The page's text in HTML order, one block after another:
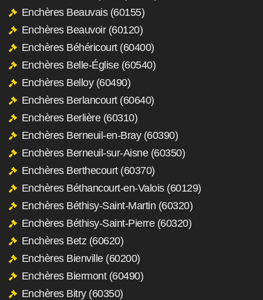
Enchères Beauvais (60155)
Enchères Beauvoir (60120)
Enchères Béhéricourt (60400)
Enchères Belle-Église (60540)
Enchères Belloy (60490)
Enchères Berlancourt (60640)
Enchères Berlière (60310)
Enchères Berneuil-en-Bray (60390)
Enchères Berneuil-sur-Aisne (60350)
Enchères Berthecourt (60370)
Enchères Béthancourt-en-Valois (60129)
Enchères Béthisy-Saint-Martin (60320)
Enchères Béthisy-Saint-Pierre (60320)
Enchères Betz (60620)
Enchères Bienville (60200)
Enchères Biermont (60490)
Enchères Bitry (60350)